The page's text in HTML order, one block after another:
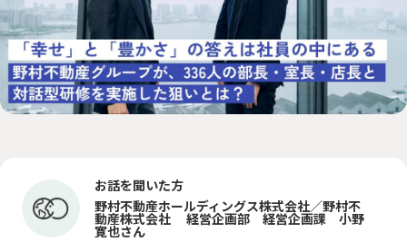
PEOPLE サステナに向き合う人々
CHALLENGE 「みんつな」の歩み
OTHERS その他
森を、つなぐ 東京プロジェクト
お話を聞いた方
野村不動産ホールディングス株式会社／野村不
動産株式会社 経営企画部 経営企画課 小野
寛也さん